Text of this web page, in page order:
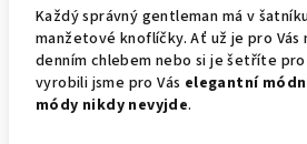
Každý správný gentleman má v
manžetové knoflíčky. Ať už je pro
denním chlebem nebo si je šetříte
vyrobili jsme pro Vás elegantní
módy nikdy nevyjde.